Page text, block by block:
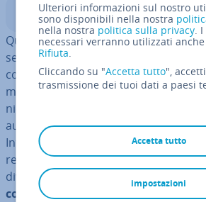
Indice
Quando vogliamo col­le­gar­ci a
semplici mosse rea­liz­zia­mo una
computer o di­spo­si­ti­vo mobile – sia
mediante accesso wireless. Non
nient’altro, poiché l’accesso alla rete
au­to­ma­ti­co così come l’ot­te­ni­men­to
Internet in­di­vi­dua­le per la ricezione e
rendere possibile questo
diversi pro­to­col­li de­no­mi­na­ta anche
col­li Internet
. Uno dei primi e più
Ulteriori informazioni sul nostro
sono disponibili nella nostra
nella nostra politica sulla privacy. I
necessari verranno utilizzati
Rifiuta.
Cliccando su "Accetta tutto",
trasmissione dei tuoi dati a paesi
Accetta tutto
impostazioni